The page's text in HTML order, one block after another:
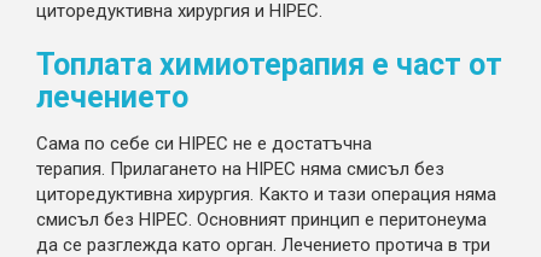
циторедуктивна хирургия и HIPEC.
Топлата химиотерапия е част от
лечението
Сама по себе си HIPEC не е достатъчна
терапия. Прилагането на HIPEC няма смисъл без
циторедуктивна хирургия. Както и тази операция няма
смисъл без HIPEC. Основният принцип е перитонеума
да се разглежда като орган. Лечението протича в три